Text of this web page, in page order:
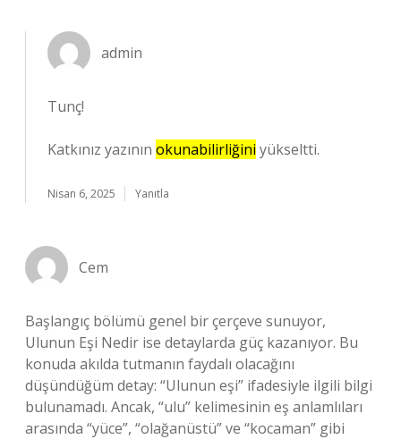
admin
Tunç!
Katkınız yazının okunabilirliğini yükseltti.
Nisan 6, 2025 Yanıtla
Cem
Başlangıç bölümü genel bir çerçeve sunuyor,
Ulunun Eşi Nedir ise detaylarda güç kazanıyor. Bu
konuda akılda tutmanın faydalı olacağını
düşündüğüm detay: “Ulunun eşi” ifadesiyle ilgili bilgi
bulunamadı. Ancak, “ulu” kelimesinin eş anlamlıları
arasında “yüce”, “olağanüstü” ve “kocaman” gibi